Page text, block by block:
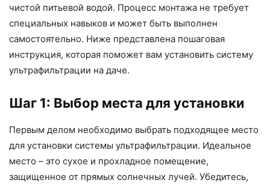
чистой питьевой водой. Процесс монтажа не требует
специальных навыков и может быть выполнен
самостоятельно. Ниже представлена пошаговая
инструкция, которая поможет вам установить систему
ультрафильтрации на даче.
Шаг 1: Выбор места для установки
Первым делом необходимо выбрать подходящее место
для установки системы ультрафильтрации. Идеальное
место – это сухое и прохладное помещение,
защищенное от прямых солнечных лучей. Убедитесь,